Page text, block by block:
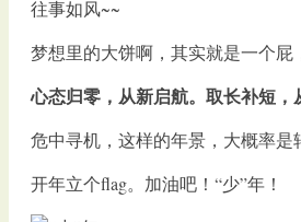
往事如风~~
梦想里的大饼啊，其实就是一个屁
心态归零，从新启航。取长补短，
危中寻机，这样的年景，大概率是
开年立个flag。加油吧！“少”年！